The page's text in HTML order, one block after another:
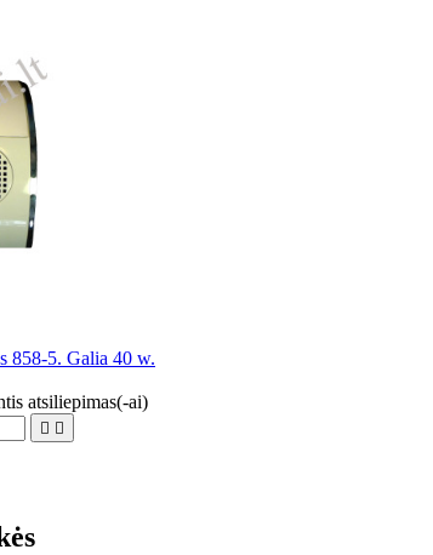
858-5. Galia 40 w.
atsiliepimas(-ai)
 